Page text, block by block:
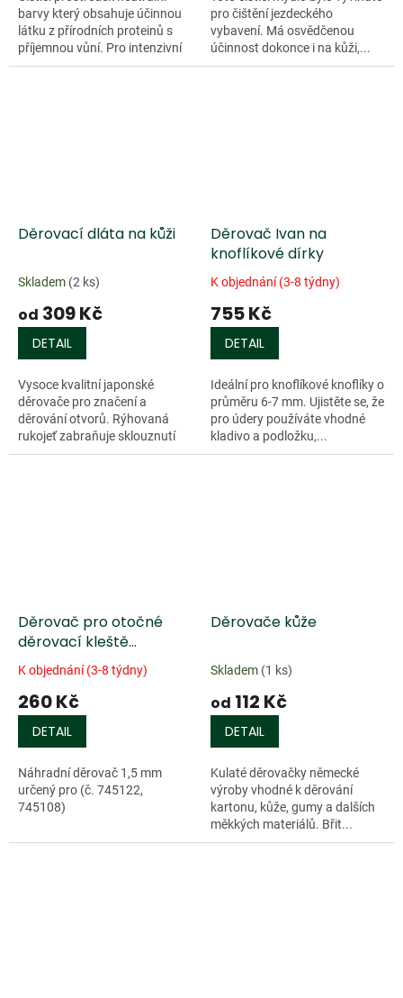
barvy který obsahuje účinnou
látku z přírodních proteinů s
příjemnou vůní. Pro intenzivní
čištění kožených výrobků.
pro čištění jezdeckého
vybavení. Má osvědčenou
účinnost dokonce i na kůži,...
Děrovací dláta na kůži
Skladem (2 ks)
od 309 Kč
DETAIL
Vysoce kvalitní japonské
děrovače pro značení a
děrování otvorů. Rýhovaná
rukojeť zabraňuje sklouznutí
ruky. Hroty se špičkou ve tvaru
Děrovač Ivan na
knoflíkové dírky
K objednání (3-8 týdny)
755 Kč
DETAIL
Ideální pro knoflíkové knoflíky o
průměru 6-7 mm. Ujistěte se, že
pro údery používáte vhodné
kladivo a podložku,...
Děrovač pro otočné
děrovací kleště
Craftplus, 1,5 mm
K objednání (3-8 týdny)
260 Kč
DETAIL
Náhradní děrovač 1,5 mm
určený pro (č. 745122,
745108)
Děrovače kůže
Skladem (1 ks)
od 112 Kč
DETAIL
Kulaté děrovačky německé
výroby vhodné k děrování
kartonu, kůže, gumy a dalších
měkkých materiálů. Břit...